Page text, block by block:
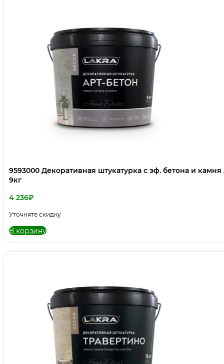
9593000 Декоративная штукатурка с эф. бетона и
9кг
4 236₽
Уточняте скидку
В корзину